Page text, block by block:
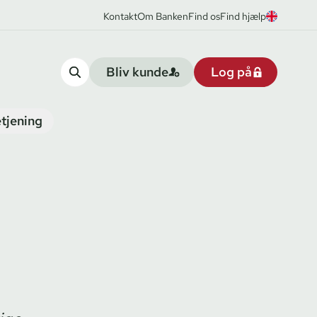
KontaktOm BankenFind osFind hjælp
Bliv kunde Log på